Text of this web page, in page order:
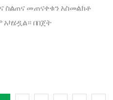
ስልጠና መጠናቀቁን አስመልክቶ
በበጀት